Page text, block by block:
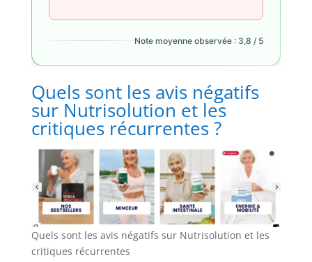
Note moyenne observée : 3,8 / 5
Quels sont les avis négatifs
sur Nutrisolution et les
critiques récurrentes ?
Quels sont les avis négatifs sur Nutrisolution et les
critiques récurrentes